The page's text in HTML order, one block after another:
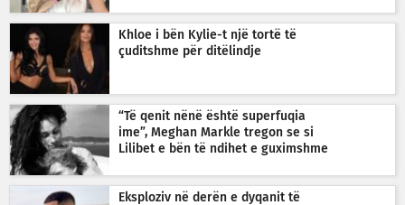
Khloe i bën Kylie-t një tortë të
çuditshme për ditëlindje
“Të qenit nënë është superfuqia
ime”, Meghan Markle tregon se si
Lilibet e bën të ndihet e guximshme
Eksploziv në derën e dyqanit të